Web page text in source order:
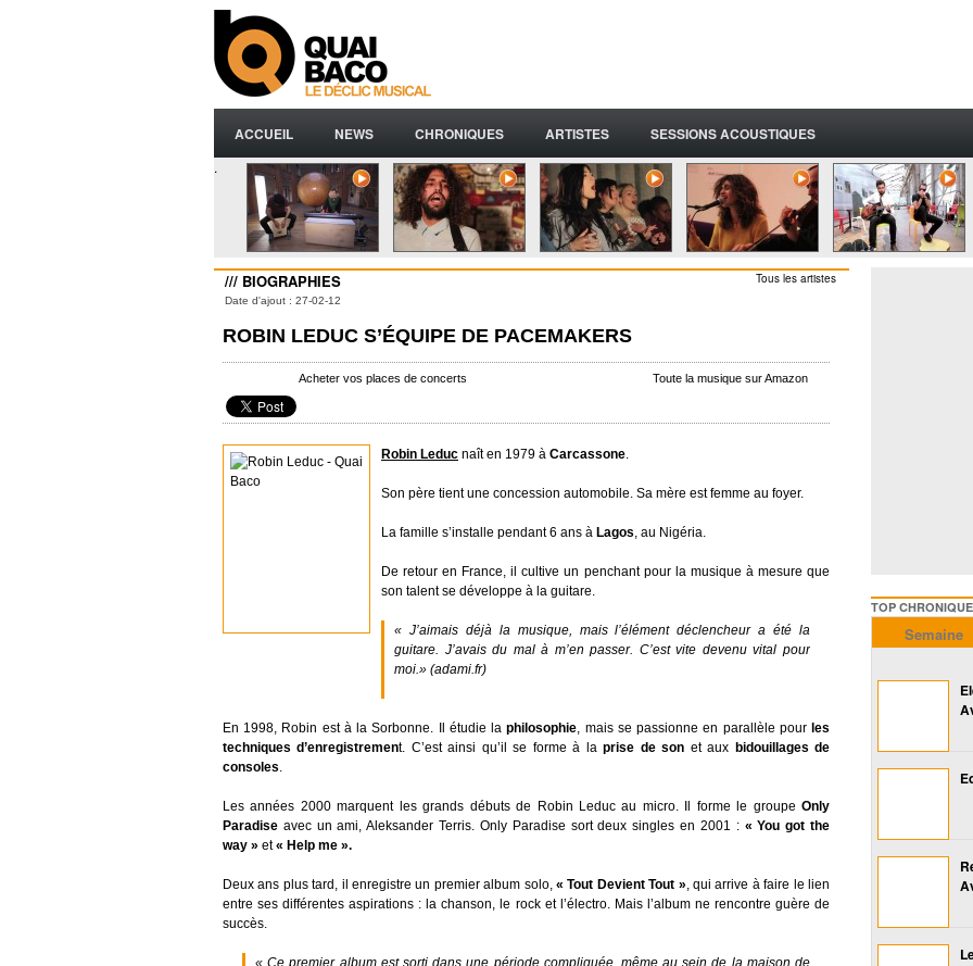
ACCUEIL NEWS CHRONIQUES ARTISTES SESSIONS ACOUSTIQUES
.
/// BIOGRAPHIES Tous les artistes
Date d'ajout : 27-02-12
ROBIN LEDUC S’ÉQUIPE DE PACEMAKERS
Acheter vos places de concerts Toute la musique sur Amazon
Robin Leduc naît en 1979 à Carcassone.
Son père tient une concession automobile. Sa mère est femme au foyer.
La famille s’installe pendant 6 ans à Lagos, au Nigéria.
De retour en France, il cultive un penchant pour la musique à mesure que
son talent se développe à la guitare.
« J’aimais déjà la musique, mais l’élément déclencheur a été la
guitare. J’avais du mal à m’en passer. C’est vite devenu vital pour
moi.» (adami.fr)
En 1998, Robin est à la Sorbonne. Il étudie laphilosophie, mais se passionne en parallèle pour les
techniques d’enregistrement. C’est ainsi qu’il se forme à laprise de son et aux bidouillages de
consoles.
Les années 2000 marquent les grands débuts de Robin Leduc au micro. Il forme le groupe Only
Paradise avec un ami, Aleksander Terris. Only Paradise sort deux singles en 2001 : « You got the
way » et« Help me ».
Deux ans plus tard, il enregistre un premier album solo, « Tout Devient Tout », qui arrive à faire le lien
entre ses différentes aspirations : la chanson, le rock et l’électro. Mais l’album ne rencontre guère de
succès.
« Ce premier album est sorti dans une période compliquée, même au sein de la maison de
TOP
Semaine